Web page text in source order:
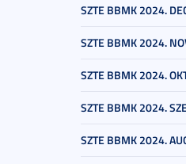
SZTE BBMK 2024.
SZTE BBMK 2024.
SZTE BBMK 2024.
SZTE BBMK 2024.
SZTE BBMK 2024.